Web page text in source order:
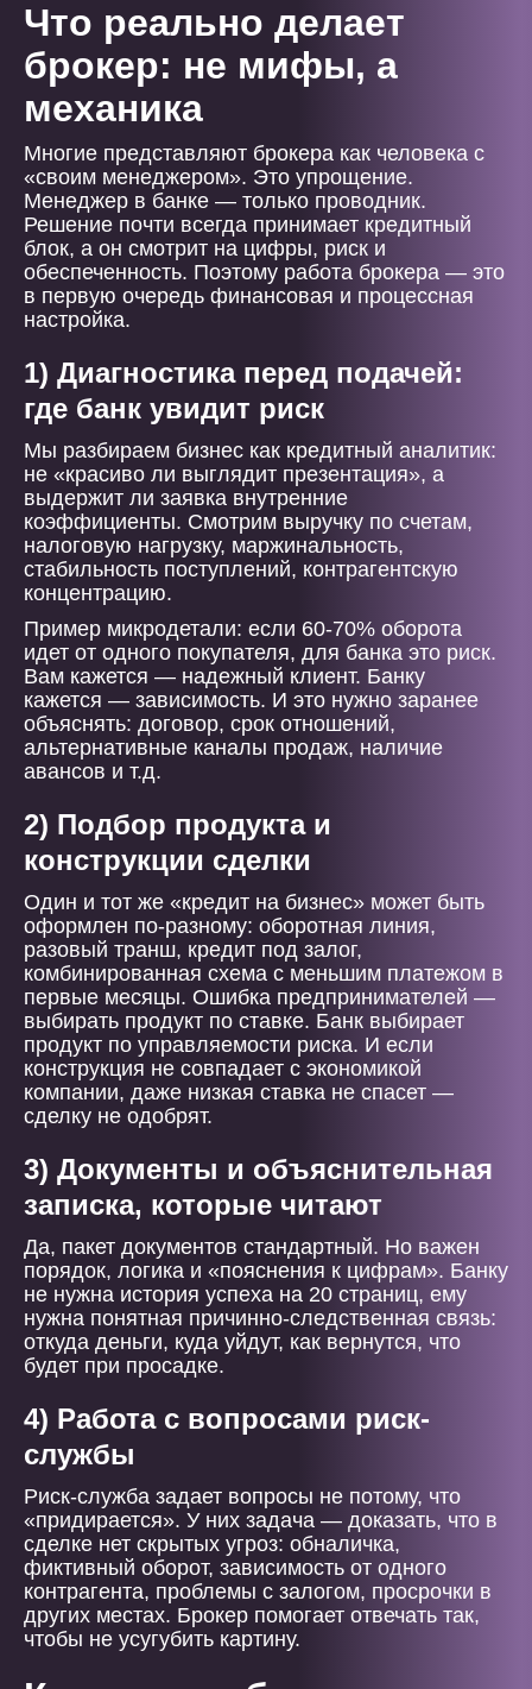
Что реально делает
брокер: не мифы, а
механика
Многие представляют брокера как человека с
«своим менеджером». Это упрощение.
Менеджер в банке — только проводник.
Решение почти всегда принимает кредитный
блок, а он смотрит на цифры, риск и
обеспеченность. Поэтому работа брокера — это
в первую очередь финансовая и процессная
настройка.
1) Диагностика перед подачей:
где банк увидит риск
Мы разбираем бизнес как кредитный аналитик:
не «красиво ли выглядит презентация», а
выдержит ли заявка внутренние
коэффициенты. Смотрим выручку по счетам,
налоговую нагрузку, маржинальность,
стабильность поступлений, контрагентскую
концентрацию.
Пример микродетали: если 60-70% оборота
идет от одного покупателя, для банка это риск.
Вам кажется — надежный клиент. Банку
кажется — зависимость. И это нужно заранее
объяснять: договор, срок отношений,
альтернативные каналы продаж, наличие
авансов и т.д.
2) Подбор продукта и
конструкции сделки
Один и тот же «кредит на бизнес» может быть
оформлен по-разному: оборотная линия,
разовый транш, кредит под залог,
комбинированная схема с меньшим платежом в
первые месяцы. Ошибка предпринимателей —
выбирать продукт по ставке. Банк выбирает
продукт по управляемости риска. И если
конструкция не совпадает с экономикой
компании, даже низкая ставка не спасет —
сделку не одобрят.
3) Документы и объяснительная
записка, которые читают
Да, пакет документов стандартный. Но важен
порядок, логика и «пояснения к цифрам». Банку
не нужна история успеха на 20 страниц, ему
нужна понятная причинно-следственная связь:
откуда деньги, куда уйдут, как вернутся, что
будет при просадке.
4) Работа с вопросами риск-
службы
Риск-служба задает вопросы не потому, что
«придирается». У них задача — доказать, что в
сделке нет скрытых угроз: обналичка,
фиктивный оборот, зависимость от одного
контрагента, проблемы с залогом, просрочки в
других местах. Брокер помогает отвечать так,
чтобы не усугубить картину.